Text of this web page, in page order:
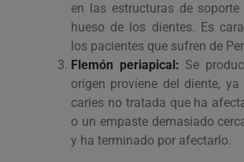
en las estructuras de
hueso de los dientes. Es
los pacientes que sufren de
Flemón periapical: Se
origen proviene del diente,
caries no tratada que ha
o un empaste demasiado
y ha terminado por afectarlo.